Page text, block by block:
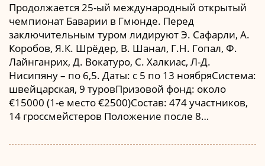
Продолжается 25-ый международный открытый
чемпионат Баварии в Гмюнде. Перед
заключительным туром лидируют Э. Сафарли, А.
Коробов, Я.К. Шрёдер, В. Шанал, Г.Н. Гопал, Ф.
Лайнганрих, Д. Вокатуро, С. Халкиас, Л-Д.
Нисипяну – по 6,5. Даты: с 5 по 13 ноябряСистема:
швейцарская, 9 туровПризовой фонд: около
€15000 (1-е место €2500)Состав: 474 участников,
14 гроссмейстеров Положение после 8…